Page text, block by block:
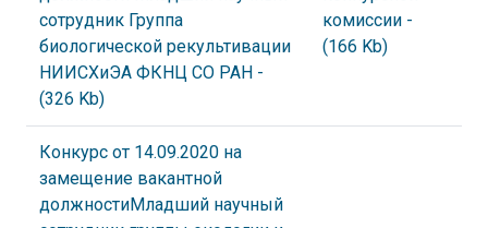
сотрудник Группа
биологической рекультивации
НИИСХиЭА ФКНЦ СО РАН -
(326 Kb)
комиссии -
(166 Kb)
Конкурс от 14.09.2020 на
замещение вакантной
должностиМладший научный